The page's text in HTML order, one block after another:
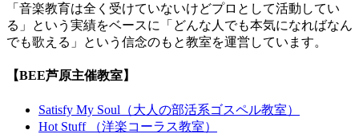
「音楽教育は全く受けていないけどプロとして活動してい
る」という実績をベースに「どんな人でも本気になればなん
でも歌える」という信念のもと教室を運営しています。
【BEE芦原主催教室】
Satisfy My Soul（大人の部活系ゴスペル教室）
Hot Stuff （洋楽コーラス教室）